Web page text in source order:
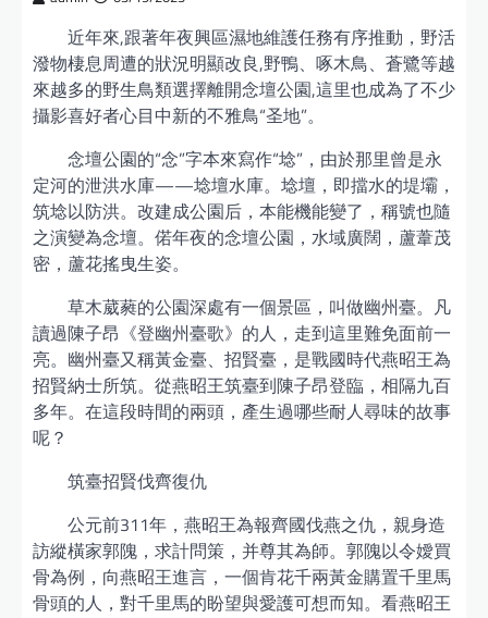
近年來,跟著年夜興區濕地維護任務有序推動，野活
潑物棲息周遭的狀況明顯改良,野鴨、啄木鳥、蒼鷺等越
來越多的野生鳥類選擇離開念壇公園,這里也成為了不少
攝影喜好者心目中新的不雅鳥“圣地”。
念壇公園的“念”字本來寫作“埝”，由於那里曾是永
定河的泄洪水庫——埝壇水庫。埝壇，即擋水的堤壩，
筑埝以防洪。改建成公園后，本能機能變了，稱號也隨
之演變為念壇。偌年夜的念壇公園，水域廣闊，蘆葦茂
密，蘆花搖曳生姿。
草木葳蕤的公園深處有一個景區，叫做幽州臺。凡
讀過陳子昂《登幽州臺歌》的人，走到這里難免面前一
亮。幽州臺又稱黃金臺、招賢臺，是戰國時代燕昭王為
招賢納士所筑。從燕昭王筑臺到陳子昂登臨，相隔九百
多年。在這段時間的兩頭，產生過哪些耐人尋味的故事
呢？
筑臺招賢伐齊復仇
公元前311年，燕昭王為報齊國伐燕之仇，親身造
訪縱橫家郭隗，求計問策，并尊其為師。郭隗以令嬡買
骨為例，向燕昭王進言，一個肯花千兩黃金購置千里馬
骨頭的人，對千里馬的盼望與愛護可想而知。看燕昭王